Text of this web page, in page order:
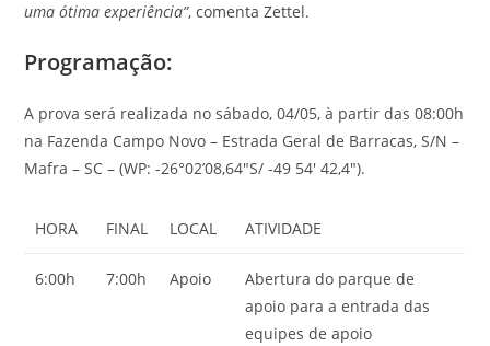
uma ótima experiência”, comenta Zettel.
Programação:
A prova será realizada no sábado, 04/05, à partir das 08:00h
na Fazenda Campo Novo – Estrada Geral de Barracas, S/N –
Mafra – SC – (WP: -26°02’08,64″S/ -49 54′ 42,4″).
HORA FINAL LOCAL ATIVIDADE
6:00h 7:00h Apoio
Abertura do parque de
apoio para a entrada das
equipes de apoio